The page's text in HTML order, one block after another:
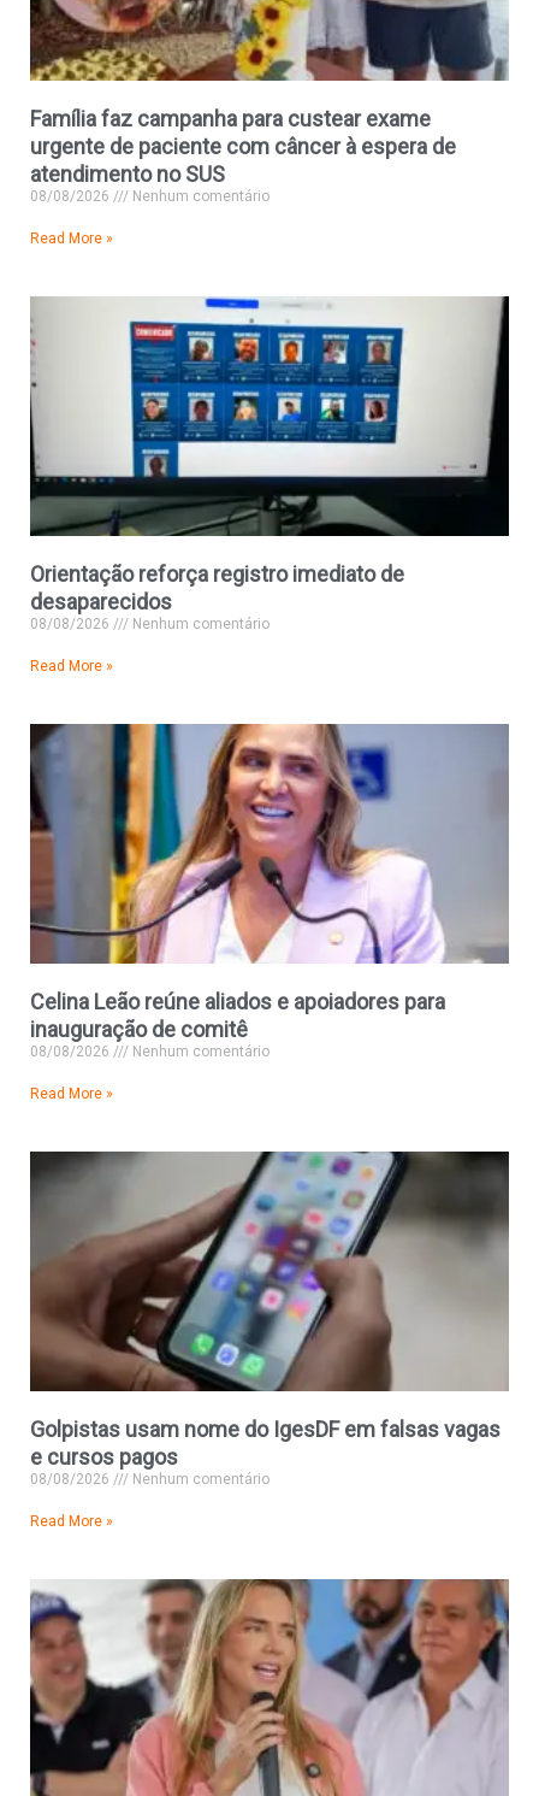
Família faz campanha para custear exame
urgente de paciente com câncer à espera de
atendimento no SUS
08/08/2026 Nenhum comentário
Read More »
Orientação reforça registro imediato de
desaparecidos
08/08/2026 Nenhum comentário
Read More »
Celina Leão reúne aliados e apoiadores para
inauguração de comitê
08/08/2026 Nenhum comentário
Read More »
Golpistas usam nome do IgesDF em falsas vagas
e cursos pagos
08/08/2026 Nenhum comentário
Read More »